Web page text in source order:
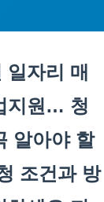
일자리 매
지원… 청
알아야 할
조건과 방